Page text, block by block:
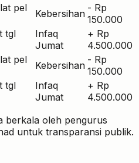
pel
Kebersihan - Rp
150.000
tgl
Infaq
Jumat
+ Rp
4.500.000
pel
Kebersihan - Rp
150.000
tgl
Infaq
Jumat
+ Rp
4.500.000
berkala oleh pengurus
untuk transparansi publik.